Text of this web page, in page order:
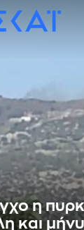
η
και